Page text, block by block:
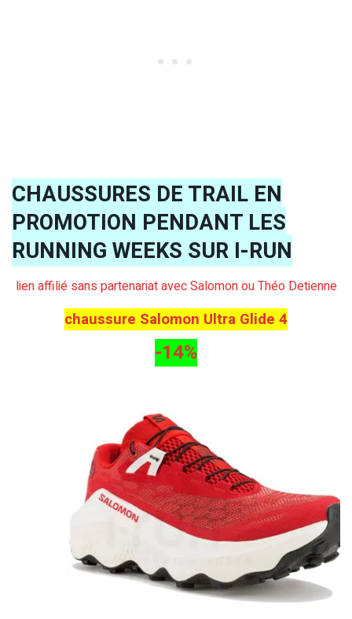
CHAUSSURES DE TRAIL EN
PROMOTION PENDANT LES
RUNNING WEEKS SUR I-RUN
lien affilié sans partenariat avec Salomon ou Théo Detienne
chaussure Salomon Ultra Glide 4
-14%